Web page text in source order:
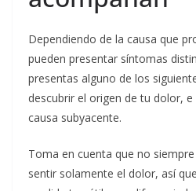
Dependiendo de la causa que
pueden presentar síntomas
presentas alguno de los
descubrir el origen de tu dolor,
causa subyacente.
Toma en cuenta que no
sentir solamente el dolor, así